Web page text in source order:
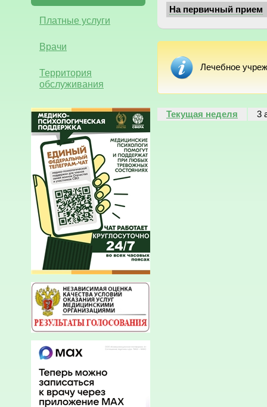
Платные услуги
Врачи
Территория
обслуживания
На первичный прием
Лечебное
Текущая неделя 3